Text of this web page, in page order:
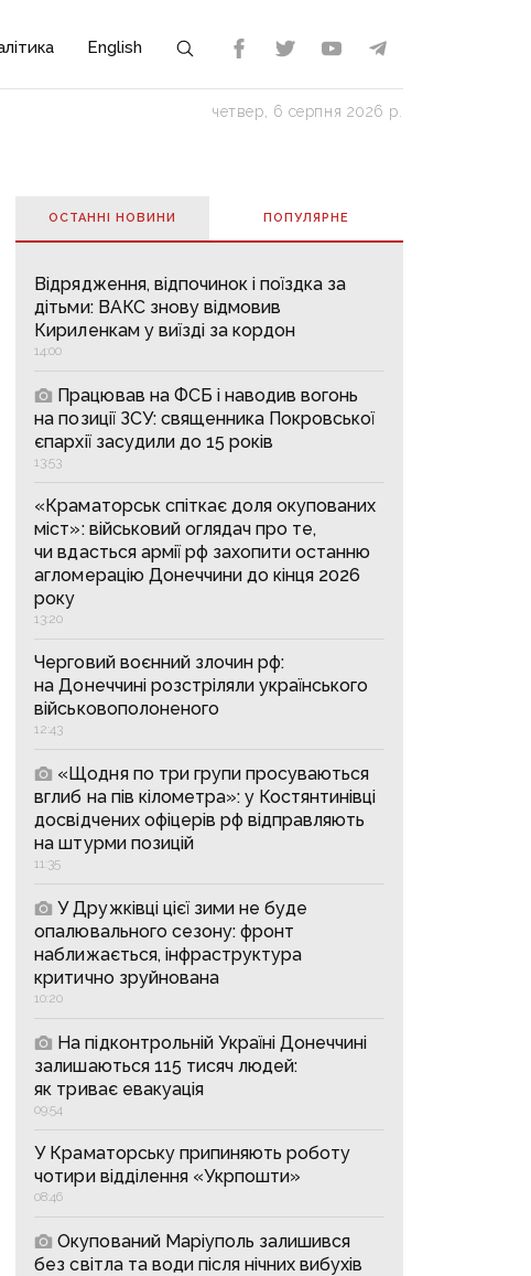
English
четвер, 6 серпня 2026 р.
ОСТАННІ НОВИНИ ПОПУЛЯРНE
Відрядження, відпочинок і поїздка за
дітьми: ВАКС знову відмовив
Кириленкам у виїзді за кордон
14:00
Працював на ФСБ і наводив вогонь
на позиції ЗСУ: священника Покровської
єпархії засудили до 15 років
13:53
«Краматорськ спіткає доля окупованих
міст»: військовий оглядач про те,
чи вдасться армії рф захопити останню
агломерацію Донеччини до кінця 2026
року
13:20
Черговий воєнний злочин рф:
на Донеччині розстріляли українського
військовополоненого
12:43
«Щодня по три групи просуваються
вглиб на пів кілометра»: у Костянтинівці
досвідчених офіцерів рф відправляють
на штурми позицій
11:35
У Дружківці цієї зими не буде
опалювального сезону: фронт
наближається, інфраструктура
критично зруйнована
10:20
На підконтрольній Україні Донеччині
залишаються 115 тисяч людей:
як триває евакуація
09:54
У Краматорську припиняють роботу
чотири відділення «Укрпошти»
08:46
Окупований Маріуполь залишився
без світла та води після нічних вибухів